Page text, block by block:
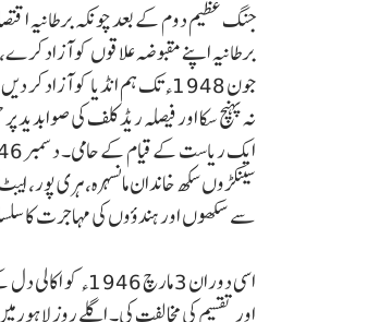
جنگ عظیم دوم کے بعد چونکہ برطانیہ
برطانیہ اپنے مقبوضہ علاقوں کو آزاد
جون 1948ء تک ہم انڈیا کو
نہ پہنچ سکا اور فیصلہ ریڈ کلف کی
سینکڑوں سکھ خاندان مانسہرہ، ہری پور،
سے سکھوں اور ہندؤوں کی مہاجرت کا
اسی دوران 3 مارچ
اور تقسیم کی مخالفت کی۔ اگلے روز